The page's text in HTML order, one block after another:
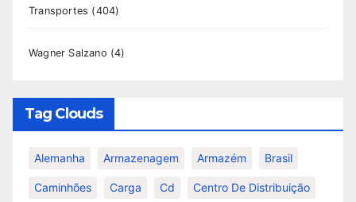
Transportes (404)
Wagner Salzano (4)
Tag Clouds
Alemanha Armazenagem Armazém Brasil
Caminhões Carga Cd Centro De Distribuição